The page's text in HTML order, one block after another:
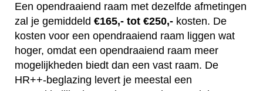
Een opendraaiend raam met dezelfde afmetingen
zal je gemiddeld €165,- tot €250,- kosten. De
kosten voor een opendraaiend raam liggen wat
hoger, omdat een opendraaiend raam meer
mogelijkheden biedt dan een vast raam. De
HR++-beglazing levert je meestal een